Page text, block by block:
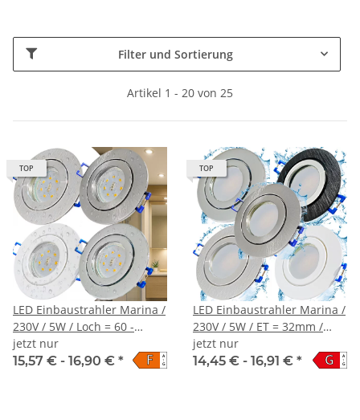
Filter und Sortierung
Artikel 1 - 20 von 25
TOP
LED Einbaustrahler Marina /
230V / 5W / Loch = 60 -
68mm / ET = 32mm / IP44
jetzt nur
15,57 € - 16,90 € * A
↑
G
F
TOP
LED Einbaustrahler Marina /
230V / 5W / ET = 32mm /
IP44 / Milchglas
jetzt nur
14,45 € - 16,91 € * A
↑
G
G